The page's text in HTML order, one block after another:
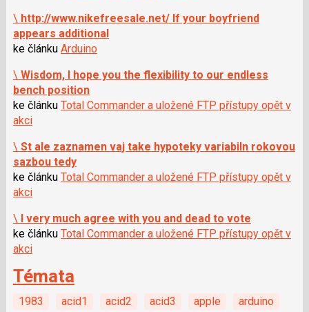
\ http://www.nikefreesale.net/ If your boyfriend
appears additional
ke článku Arduino
\ Wisdom, I hope you the flexibility to our endless
bench position
ke článku Total Commander a uložené FTP přístupy opět v
akci
\ St ale zaznamen vaj take hypoteky variabiln rokovou
sazbou tedy
ke článku Total Commander a uložené FTP přístupy opět v
akci
\
I very much agree with you and dead to vote
ke článku Total Commander a uložené FTP přístupy opět v
akci
Témata
1983 acid1 acid2 acid3 apple
arduino